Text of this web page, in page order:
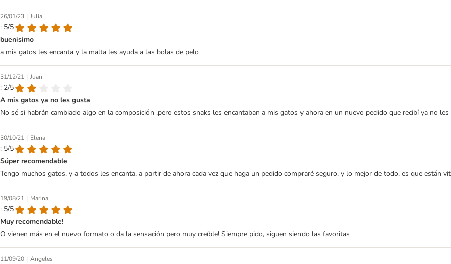
26/01/23 | Julia
: 5/5
buenisimo
a mis gatos les encanta y la malta les ayuda a las bolas de pelo
31/12/21 | Juan
: 2/5
A mis gatos ya no les gusta
No sé si habrán cambiado algo en la composición ,pero estos snaks les encantaban a mis gatos y ahora en un nuevo pedido que recibí ya no
30/10/21 | Elena
: 5/5
Súper recomendable
Tengo muchos gatos, y a todos les encanta, a partir de ahora cada vez que haga un pedido compraré seguro, y lo mejor de todo, es que están
19/08/21 | Marina
: 5/5
Muy recomendable!
O vienen más en el nuevo formato o da la sensación pero muy creíble! Siempre pido, siguen siendo las favoritas
11/09/20 | Angeles